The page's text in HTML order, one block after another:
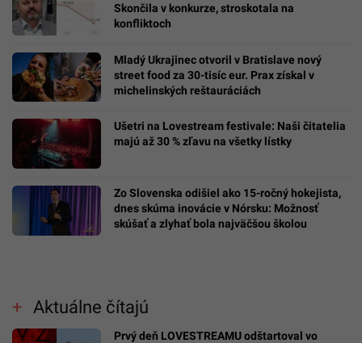
Skončila v konkurze, stroskotala na
konfliktoch
Mladý Ukrajinec otvoril v Bratislave nový
street food za 30-tisíc eur. Prax získal v
michelinských reštauráciách
Ušetri na Lovestream festivale: Naši čitatelia
majú až 30 % zľavu na všetky lístky
Zo Slovenska odišiel ako 15-ročný hokejista,
dnes skúma inovácie v Nórsku: Možnosť
skúšať a zlyhať bola najväčšou školou
Aktuálne čítajú
Prvý deň LOVESTREAMU odštartoval vo